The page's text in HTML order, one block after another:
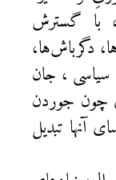
با گسترش
دگرباش‌ها،
، جان
چون جوردن
آنها تبدیل